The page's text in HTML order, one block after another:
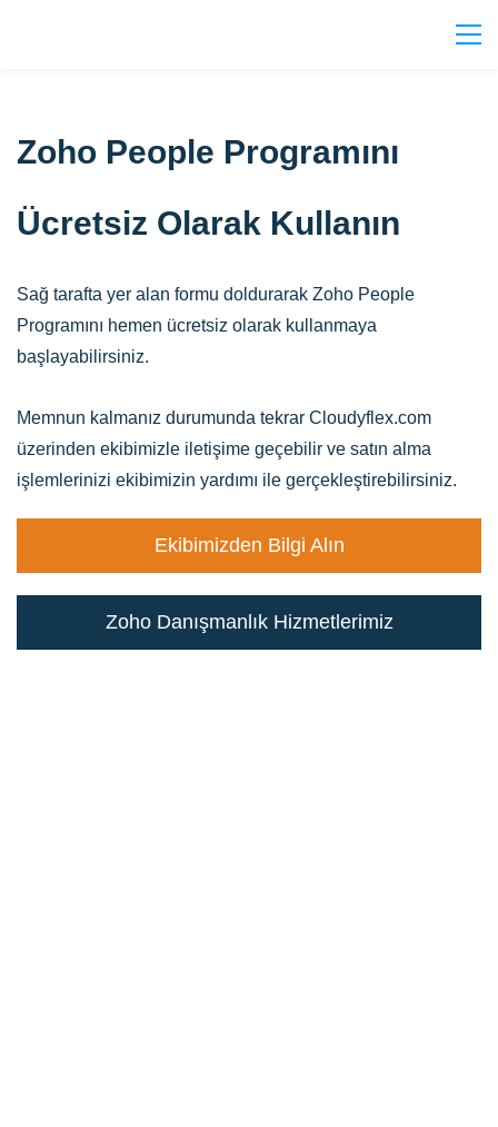
Zoho People Programını
Ücretsiz Olarak Kullanın
Sağ tarafta yer alan formu doldurarak Zoho People
Programını hemen ücretsiz olarak kullanmaya
başlayabilirsiniz.
Memnun kalmanız durumunda tekrar Cloudyflex.com
üzerinden ekibimizle iletişime geçebilir ve satın alma
işlemlerinizi ekibimizin yardımı ile gerçekleştirebilirsiniz.
Ekibimizden Bilgi Alın
Zoho Danışmanlık Hizmetlerimiz